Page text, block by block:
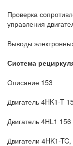
Проверка
управления
Выводы
Система
Описание 153
Двигатель 4HK1-T
Двигатель 4HL1 156
Двигатели 4HK1-